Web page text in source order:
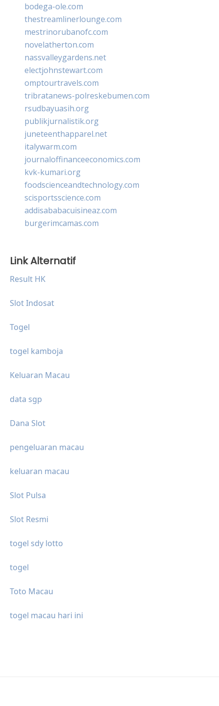
bodega-ole.com
thestreamlinerlounge.com
mestrinorubanofc.com
novelatherton.com
nassvalleygardens.net
electjohnstewart.com
omptourtravels.com
tribratanews-polreskebumen.com
rsudbayuasih.org
publikjurnalistik.org
juneteenthapparel.net
italywarm.com
journaloffinanceeconomics.com
kvk-kumari.org
foodscienceandtechnology.com
scisportsscience.com
addisababacuisineaz.com
burgerimcamas.com
Link Alternatif
Result HK
Slot Indosat
Togel
togel kamboja
Keluaran Macau
data sgp
Dana Slot
pengeluaran macau
keluaran macau
Slot Pulsa
Slot Resmi
togel sdy lotto
togel
Toto Macau
togel macau hari ini